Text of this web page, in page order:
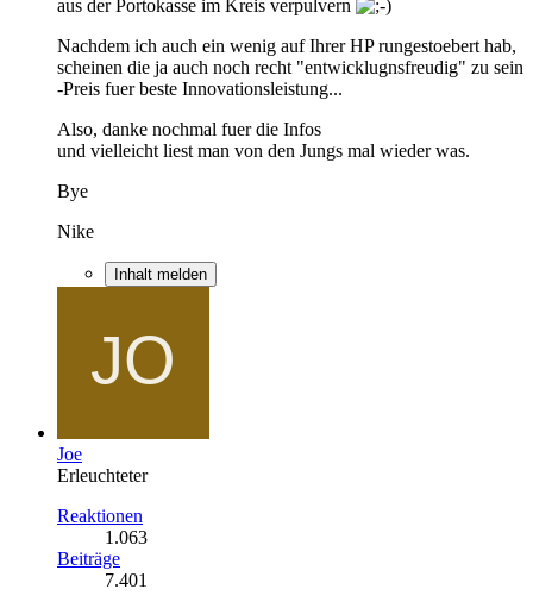
aus der Portokasse im Kreis verpulvern
Nachdem ich auch ein wenig auf Ihrer HP rungestoebert hab,
scheinen die ja auch noch recht "entwicklugnsfreudig" zu sein
-Preis fuer beste Innovationsleistung...
Also, danke nochmal fuer die Infos
und vielleicht liest man von den Jungs mal wieder was.
Bye
Nike
Inhalt melden
Joe
Erleuchteter
Reaktionen
1.063
Beiträge
7.401